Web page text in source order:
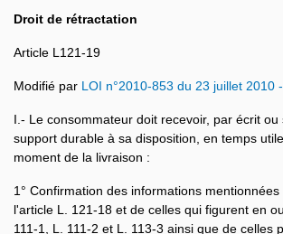
Droit de rétractation
Article L121-19
Modifié par LOI n°2010-853 du 23 juillet 2010
I.- Le consommateur doit recevoir, par écrit ou
support durable à sa disposition, en temps
moment de la livraison :
1° Confirmation des informations mentionnées
l'article L. 121-18 et de celles qui figurent en
111-1, L. 111-2 et L. 113-3 ainsi que de celles